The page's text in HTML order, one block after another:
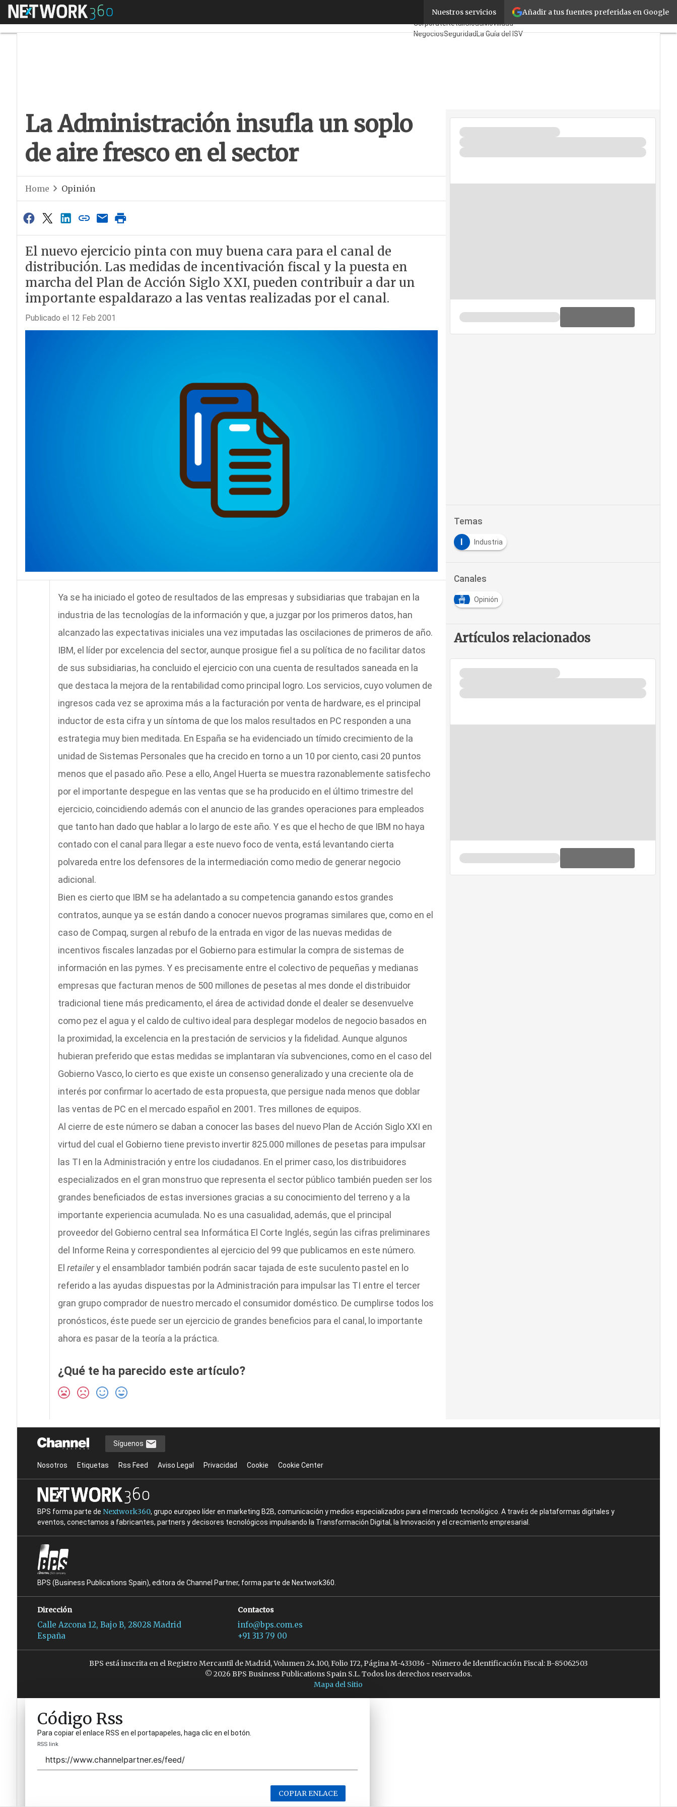
Añadir a tus fuentes preferidas en Google
Nuestros servicios
Menú FabricantesMayoristasTicPymes
CorporateRetailCloudMovilidad
NegociosSeguridadLa Guía del ISV
La Administración insufla un soplo
de aire fresco en el sector
Home Opinión
El nuevo ejercicio pinta con muy buena cara para el canal de
distribución. Las medidas de incentivación fiscal y la puesta en
marcha del Plan de Acción Siglo XXI, pueden contribuir a dar un
importante espaldarazo a las ventas realizadas por el canal.
Publicado el 12 Feb 2001
Ya se ha iniciado el goteo de resultados de las empresas y subsidiarias que trabajan en la
industria de las tecnologías de la información y que, a juzgar por los primeros datos, han
alcanzado las expectativas iniciales una vez imputadas las oscilaciones de primeros de año.
IBM, el líder por excelencia del sector, aunque prosigue fiel a su política de no facilitar datos
de sus subsidiarias, ha concluido el ejercicio con una cuenta de resultados saneada en la
que destaca la mejora de la rentabilidad como principal logro. Los servicios, cuyo volumen de
ingresos cada vez se aproxima más a la facturación por venta de hardware, es el principal
inductor de esta cifra y un síntoma de que los malos resultados en PC responden a una
estrategia muy bien meditada. En España se ha evidenciado un tímido crecimiento de la
unidad de Sistemas Personales que ha crecido en torno a un 10 por ciento, casi 20 puntos
menos que el pasado año. Pese a ello, Angel Huerta se muestra razonablemente satisfecho
por el importante despegue en las ventas que se ha producido en el último trimestre del
ejercicio, coincidiendo además con el anuncio de las grandes operaciones para empleados
que tanto han dado que hablar a lo largo de este año. Y es que el hecho de que IBM no haya
contado con el canal para llegar a este nuevo foco de venta, está levantando cierta
polvareda entre los defensores de la intermediación como medio de generar negocio
adicional.
Bien es cierto que IBM se ha adelantado a su competencia ganando estos grandes
contratos, aunque ya se están dando a conocer nuevos programas similares que, como en el
caso de Compaq, surgen al rebufo de la entrada en vigor de las nuevas medidas de
incentivos fiscales lanzadas por el Gobierno para estimular la compra de sistemas de
información en las pymes. Y es precisamente entre el colectivo de pequeñas y medianas
empresas que facturan menos de 500 millones de pesetas al mes donde el distribuidor
tradicional tiene más predicamento, el área de actividad donde el dealer se desenvuelve
como pez el agua y el caldo de cultivo ideal para desplegar modelos de negocio basados en
la proximidad, la excelencia en la prestación de servicios y la fidelidad. Aunque algunos
hubieran preferido que estas medidas se implantaran vía subvenciones, como en el caso del
Gobierno Vasco, lo cierto es que existe un consenso generalizado y una creciente ola de
interés por confirmar lo acertado de esta propuesta, que persigue nada menos que doblar
las ventas de PC en el mercado español en 2001. Tres millones de equipos.
Al cierre de este número se daban a conocer las bases del nuevo Plan de Acción Siglo XXI en
virtud del cual el Gobierno tiene previsto invertir 825.000 millones de pesetas para impulsar
las TI en la Administración y entre los ciudadanos. En el primer caso, los distribuidores
especializados en el gran monstruo que representa el sector público también pueden ser los
grandes beneficiados de estas inversiones gracias a su conocimiento del terreno y a la
importante experiencia acumulada. No es una casualidad, además, que el principal
proveedor del Gobierno central sea Informática El Corte Inglés, según las cifras preliminares
del Informe Reina y correspondientes al ejercicio del 99 que publicamos en este número.
El retailery el ensamblador también podrán sacar tajada de este suculento pastel en lo
referido a las ayudas dispuestas por la Administración para impulsar las TI entre el tercer
gran grupo comprador de nuestro mercado el consumidor doméstico. De cumplirse todos los
pronósticos, éste puede ser un ejercicio de grandes beneficios para el canal, lo importante
ahora es pasar de la teoría a la práctica.
¿Qué te ha parecido este artículo?
Temas
Industria
Canales
Opinión
Artículos relacionados
Síguenos
Nosotros Etiquetas Rss Feed Aviso Legal Privacidad Cookie Cookie Center
BPS forma parte de Nextwork360, grupo europeo líder en marketing B2B, comunicación y medios especializados para el mercado tecnológico. A través de plataformas digitales y
eventos, conectamos a fabricantes, partners y decisores tecnológicos impulsando la Transformación Digital, la Innovación y el crecimiento empresarial.
BPS (Business Publications Spain), editora de Channel Partner, forma parte de Nextwork360.
Dirección
Calle Azcona 12, Bajo B, 28028 Madrid
España
Contactos
info@bps.com.es
+91 313 79 00
BPS está inscrita en el Registro Mercantil de Madrid, Volumen 24.100, Folio 172, Página M-433036 - Número de Identificación Fiscal: B-85062503
© 2026 BPS Business Publications Spain S.L. Todos los derechos reservados.
Mapa del Sitio
Código Rss
Para copiar el enlace RSS en el portapapeles, haga clic en el botón.
RSS link
COPIAR ENLACE